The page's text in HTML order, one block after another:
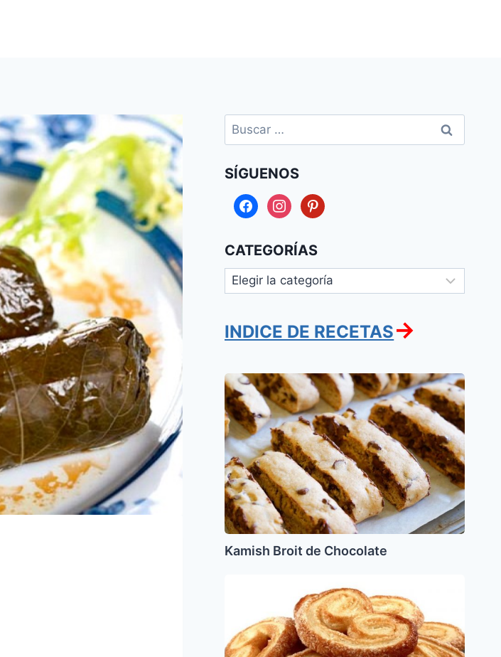
Buscar:
SÍGUENOS
facebookinstagrampinterest
CATEGORÍAS
Categorías
INDICE DE RECETAS→
Kamish
Broit
de
Chocolate
Kamish Broit de Chocolate